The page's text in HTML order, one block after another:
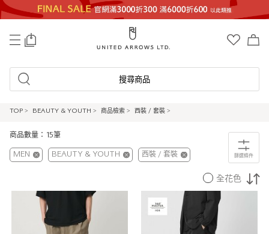
搜尋商品
TOP > BEAUTY & YOUTH > 商品檢索 > 西裝 / 套裝 >
商品數量：15筆
篩選條件
MEN BEAUTY & YOUTH 西裝 / 套裝
全花色